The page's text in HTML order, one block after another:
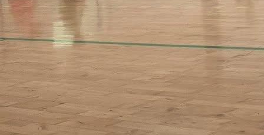
Bužimu kroz reportažu koja donosi pregled
sportske tradicije ovog krajiškog mjesta,
kolektiva i talentovanih sportista koji
predstavljaju ponos svoje sredine.
Poznati sportski komentator i novinar boravio
Bužimu gdje je snimio sportsku razglednicu općine,
fokusu njegove priče našli su se sportski duh,
veliki broj klubova koji djeluju na području ove općine.